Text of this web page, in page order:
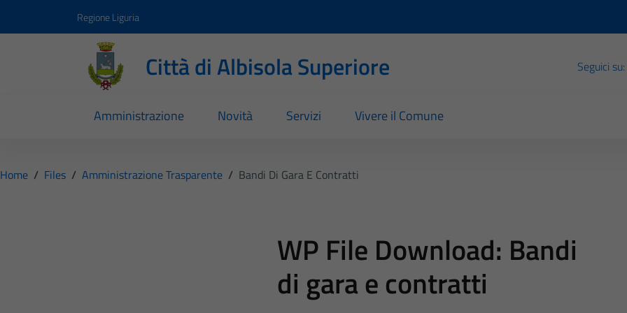
Regione Liguria
Città di Albisola Superiore Seguici su:
Amministrazione Novità Servizi Vivere il Comune
Home / Files / Amministrazione Trasparente / Bandi Di Gara E Contratti
WP File Download: Bandi
di gara e contratti